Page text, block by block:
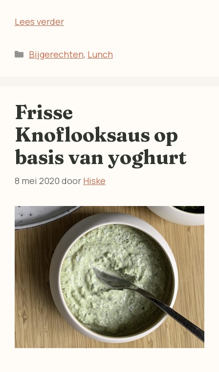
Lees verder
Categorieën
Bijgerechten, Lunch
Frisse
Knoflooksaus op
basis van yoghurt
8 mei 2020 door Hiske